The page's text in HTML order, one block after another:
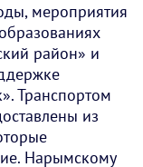
мероприятия
район» и
Транспортом
из
Нарымскому